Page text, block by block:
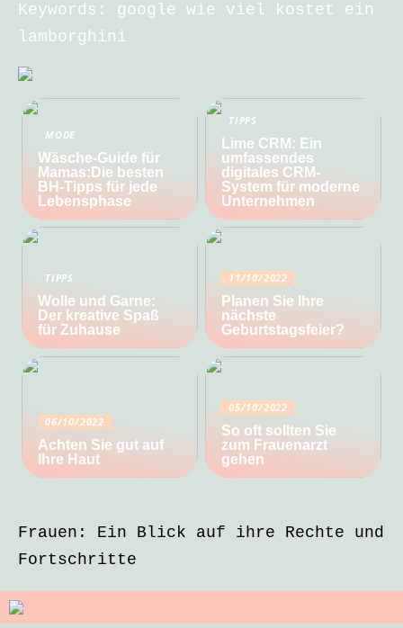
Keywords: google wie viel kostet ein
lamborghini
MODE
Wäsche-Guide für
Mamas:Die besten
BH-Tipps für jede
Lebensphase
TIPPS
Lime CRM: Ein
umfassendes
digitales CRM-
System für moderne
Unternehmen
TIPPS
Wolle und Garne:
Der kreative Spaß
für Zuhause
11/10/2022
Planen Sie Ihre
nächste
Geburtstagsfeier?
06/10/2022
Achten Sie gut auf
Ihre Haut
05/10/2022
So oft sollten Sie
zum Frauenarzt
gehen
Frauen: Ein Blick auf ihre Rechte und
Fortschritte